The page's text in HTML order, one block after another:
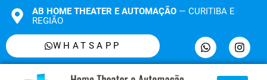
AB HOME THEATER E AUTOMAÇÃO— CURITIBA E
REGIÃO
WHATSAPP